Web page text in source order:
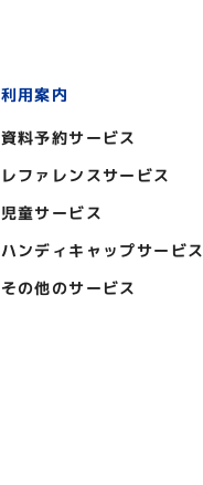
利用案内
資料予約サービス
レファレンスサービス
児童サービス
ハンディキャップサービス
その他のサービス